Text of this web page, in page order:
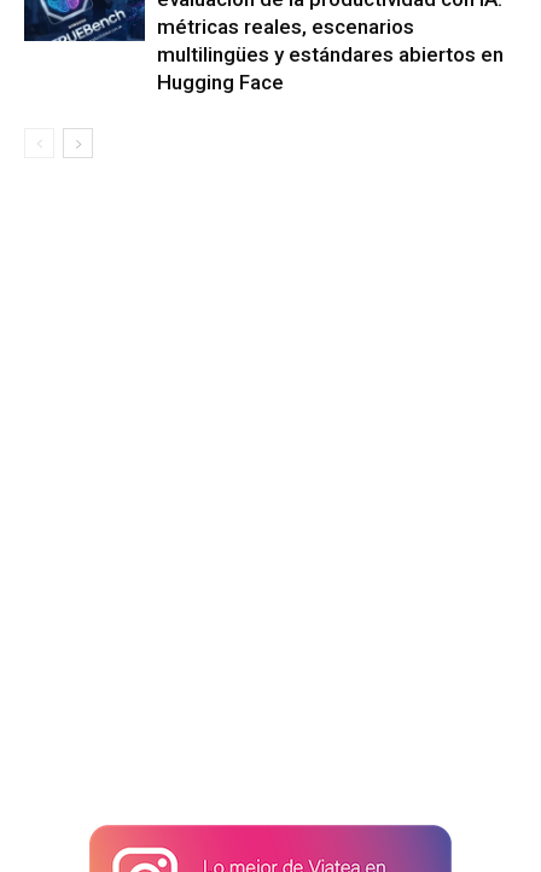
métricas reales, escenarios
multilingües y estándares abiertos en
Hugging Face